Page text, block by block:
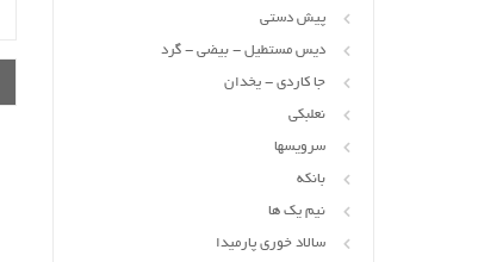
پیش دستی
دیس مستطیل - بیضی - گرد
جا کاردی - یخدان
نعلبکی
سرویسها
بانکه
نیم یک ها
سالاد خوری پارمیدا